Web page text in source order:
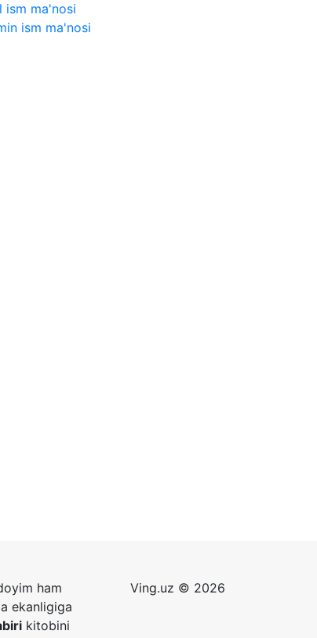
ism ma'nosi
ism ma'nosi
ham
ekanligiga
kitobini
Ving.uz © 2026